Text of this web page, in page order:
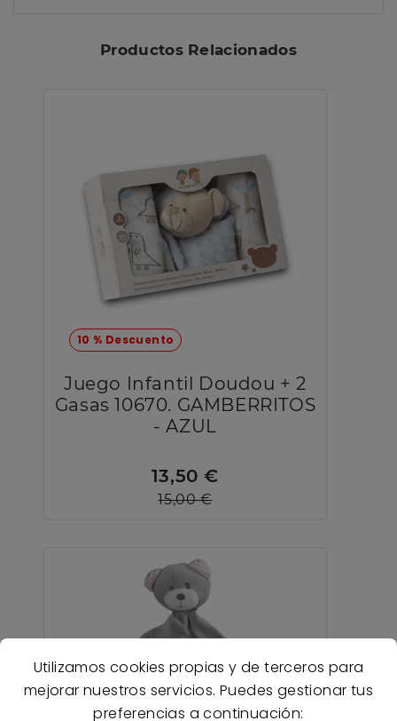
Utilizamos cookies propias y de terceros para
mejorar nuestros servicios. Puedes gestionar tus
preferencias a continuación:
Productos Relacionados
10 % Descuento
Juego Infantil Doudou + 2
Gasas 10670. GAMBERRITOS
- AZUL
13,50 €
15,00 €